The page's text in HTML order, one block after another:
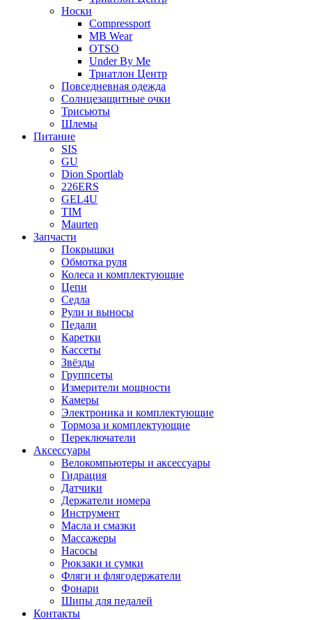
Носки
Compressport
MB Wear
OTSO
Under By Me
Триатлон Центр
Повседневная одежда
Солнцезащитные очки
Трисьюты
Шлемы
Питание
SIS
GU
Dion Sportlab
226ERS
GEL4U
TIM
Maurten
Запчасти
Покрышки
Обмотка руля
Колеса и комплектующие
Цепи
Седла
Рули и выносы
Педали
Каретки
Кассеты
Звёзды
Группсеты
Измерители мощности
Камеры
Электроника и комплектующие
Тормоза и комплектующие
Переключатели
Аксессуары
Велокомпьютеры и аксессуары
Гидрация
Датчики
Держатели номера
Инструмент
Масла и смазки
Массажеры
Насосы
Рюкзаки и сумки
Фляги и флягодержатели
Фонари
Шипы для педалей
Контакты